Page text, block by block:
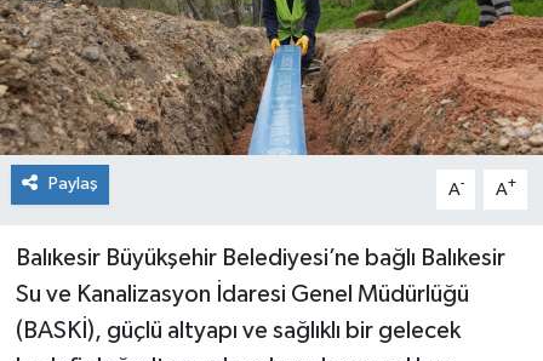
Paylaş A- A+
Balıkesir Büyükşehir Belediyesi’ne bağlı Balıkesir
Su ve Kanalizasyon İdaresi Genel Müdürlüğü
(BASKİ), güçlü altyapı ve sağlıklı bir gelecek